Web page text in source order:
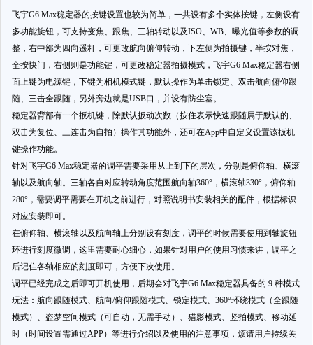
飞宇G6 Max稳定器的按键设置也较为简单，一共设有多个实体按键，左侧设有
多功能旋钮，可支持变焦、跟焦、三轴转动以及ISO、WB、曝光值等参数的调
整，右中部为四向遥杆，可更改航向俯仰转动，下左侧为拍摄键，半按对焦，
全按快门，右侧则是功能键，可更改稳定器拍摄模式，飞宇G6 Max稳定器右侧
面上键为电源键，下键为相机模式键，默认操作为单击锁定、双击航向俯仰跟
随、三击全跟随，另外旁边就是USB口，并设有防尘塞。
稳定器背部有一个扳机键，除默认扳动次数（按住表示快速跟随属于默认的、
双击为复位、三连击为自拍）操作其功能外，还可在App中自定义设置该扳机
键操作功能。
针对飞宇G6 Max稳定器的调平需要采用从上到下的层次，分别是俯仰轴、横滚
轴以及航向轴。三轴各自对应转动角度范围航向轴360°，横滚轴330°，俯仰轴
280°，需要调平需要在开机之前进行，对照说明书安装相关的配件，根据标识
对应安装即可。
在俯仰轴、横滚轴以及航向轴上分别设有刻度，调平的时候需要使用到轴旋钮
环进行刻度微调，这里需要耐心细心，如果针对用户的使用习惯来讲，调平之
后记住各轴相应的刻度即可，方便下次使用。
调平已经完成之后即可开机使用，后期会对飞宇G6 Max稳定器具备的 9 种模式
玩法：航向跟随模式、航向/俯仰跟随模式、锁定模式、360°环绕模式（全跟随
模式）、盗梦空间模式（可自动，无需手动）、猎影模式、竖拍模式、移动延
时（时间设置需通过APP）等进行介绍以及使用的注意事项，烦请用户持续关